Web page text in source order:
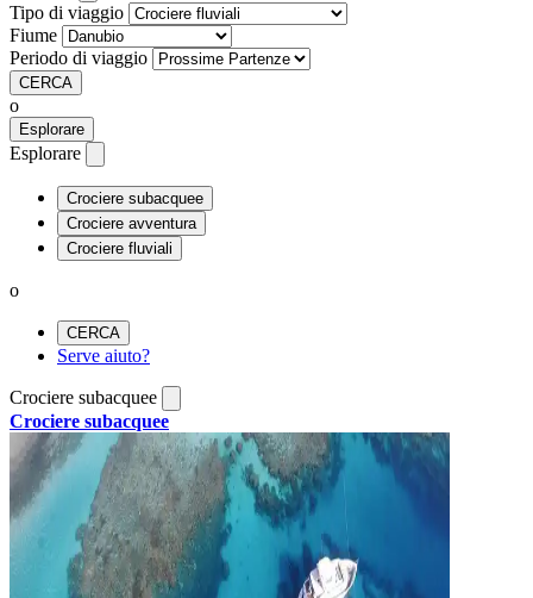
Tipo di viaggio
Fiume
Periodo di viaggio
CERCA
o
Esplorare
Esplorare
Crociere subacquee
Crociere avventura
Crociere fluviali
o
CERCA
Serve aiuto?
Crociere subacquee
Crociere subacquee